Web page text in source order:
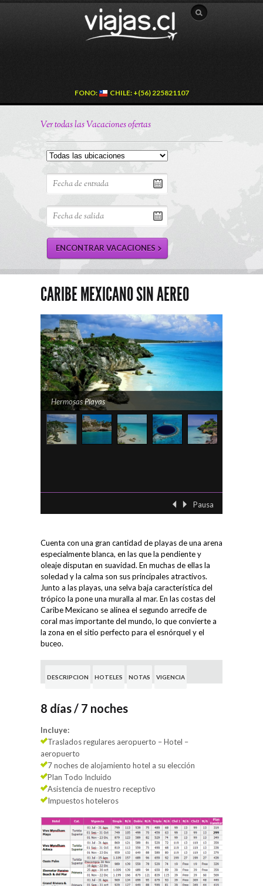
FONO: CHILE: +(56) 225821107
Ver todas las Vacaciones ofertas
CARIBE MEXICANO SIN AEREO
Hermosas Playas
Cultura
Pausa
Cuenta con una gran cantidad de playas de una arena
especialmente blanca, en las que la pendiente y
oleaje disputan en suavidad. En muchas de ellas la
soledad y la calma son sus principales atractivos.
Junto a las playas, una selva baja característica del
trópico la pone una muralla al mar. En las costas del
Caribe Mexicano se alinea el segundo arrecife de
coral mas importante del mundo, lo que convierte a
la zona en el sitio perfecto para el esnórquel y el
buceo.
DESCRIPCION HOTELES NOTAS VIGENCIA
8 días / 7 noches
Incluye:
Traslados regulares aeropuerto – Hotel –
aeropuerto
7 noches de alojamiento hotel a su elección
Plan Todo Incluido
Asistencia de nuestro receptivo
Impuestos hoteleros